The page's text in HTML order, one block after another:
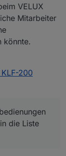
VELUX
Mitarbeiter
könnte.
200
die Liste